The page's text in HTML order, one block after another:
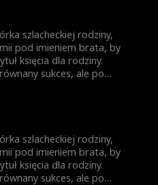
odrodziła się
Wtedy rozpoczęła swoją
szlacheckiej rodziny,
pod imieniem brata, by
księcia dla rodziny.
sukces, ale po
odrodziła się
Wtedy rozpoczęła swoją
szlacheckiej rodziny,
pod imieniem brata, by
księcia dla rodziny.
sukces, ale po